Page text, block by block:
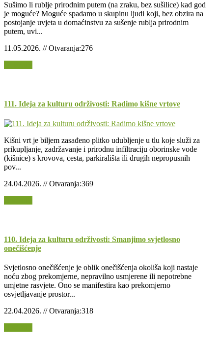
Sušimo li rublje prirodnim putem (na zraku, bez sušilice) kad god
je moguće? Moguće spadamo u skupinu ljudi koji, bez obzira na
postojanje uvjeta u domaćinstvu za sušenje rublja prirodnim
putem, uvi...
11.05.2026. // Otvaranja:276
111. Ideja za kulturu održivosti: Radimo kišne vrtove
Kišni vrt je biljem zasađeno plitko udubljenje u tlu koje služi za
prikupljanje, zadržavanje i prirodnu infiltraciju oborinske vode
(kišnice) s krovova, cesta, parkirališta ili drugih nepropusnih
pov...
24.04.2026. // Otvaranja:369
110. Ideja za kulturu održivosti: Smanjimo svjetlosno
onečišćenje
Svjetlosno onečišćenje je oblik onečišćenja okoliša koji nastaje
noću zbog prekomjerne, nepravilno usmjerene ili nepotrebne
umjetne rasvjete. Ono se manifestira kao prekomjerno
osvjetljavanje prostor...
22.04.2026. // Otvaranja:318